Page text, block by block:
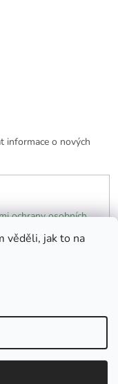
věděli, jak to na
informace o nových
ochrany osobních
. Všechna práva